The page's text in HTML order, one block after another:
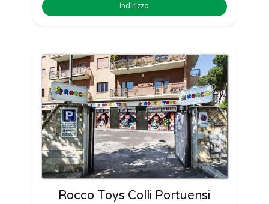
Indirizzo
Rocco Toys Colli Portuensi